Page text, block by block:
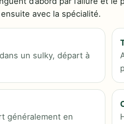
avec la spécialité.
un sulky, départ à
généralement en